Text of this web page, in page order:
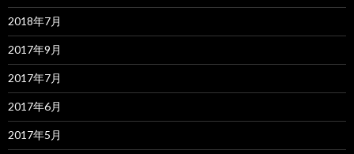
2018年7月
2017年9月
2017年7月
2017年6月
2017年5月